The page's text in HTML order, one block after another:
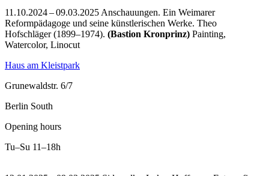
11.10.2024 – 09.03.2025 Anschauungen. Ein Weimarer
Reformpädagoge und seine künstlerischen Werke. Theo
Hofschläger (1899–1974). (Bastion Kronprinz) Painting,
Watercolor, Linocut
Haus am Kleistpark
Grunewaldstr. 6/7
Berlin South
Opening hours
Tu–Su 11–18h